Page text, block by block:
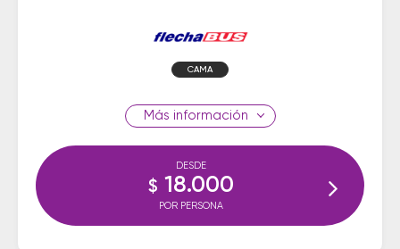
CAMA
información
DESDE
$ 18.000
POR PERSONA